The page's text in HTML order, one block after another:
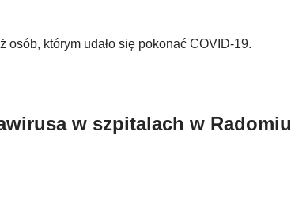
osób, którym udało się pokonać COVID-19.
w szpitalach w Radomiu